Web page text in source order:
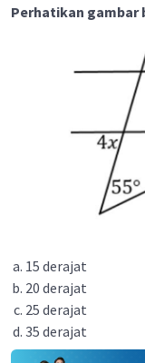
Perhatikan gambar
15 derajat
20 derajat
25 derajat
35 derajat